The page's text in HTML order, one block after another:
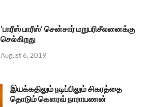
‘பாரீஸ் பாரீஸ்’ சென்சார் மறுபரிசீலனைக்கு
செல்கிறது
August 6, 2019
இயக்கதிலும் நடிப்பிலும் சிகரத்தை
தொடும் கௌரவ் நாராயணன்